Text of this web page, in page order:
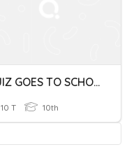
QUIZ GOES TO SCHOOL
10 T 10th